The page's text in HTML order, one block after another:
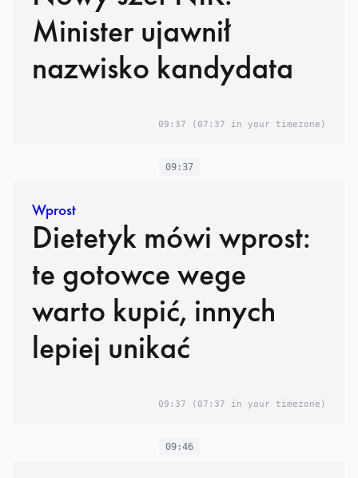
Minister ujawnił
nazwisko kandydata
09:37 (07:37 in your timezone)
09:37
Wprost
Dietetyk mówi wprost:
te gotowce wege
warto kupić, innych
lepiej unikać
09:37 (07:37 in your timezone)
09:46